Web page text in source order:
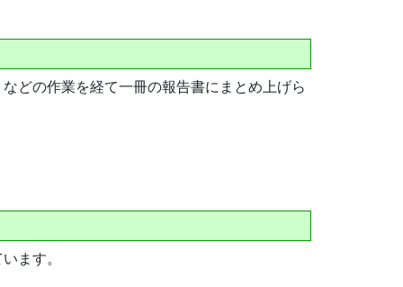
どの作業を経て一冊の報告書にまとめ上げら
ます。